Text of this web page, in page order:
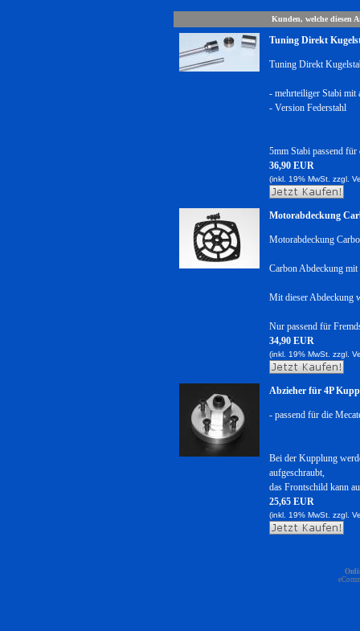
Kunden, welche diesen
Tuning Direkt
Tuning Direkt
- mehrteiliger Stabi mit
- Version Federstahl
5mm Stabi passend für
36,90 EUR
(inkl. 19% MwSt. zzgl.
Motorabdeckung
Motorabdeckung
Carbon Abdeckung
Mit dieser Abdeckung
Nur passend für
34,90 EUR
(inkl. 19% MwSt. zzgl.
Abzieher für 4P
- passend für die
Bei der Kupplung
aufgeschraubt,
das Frontschild kann
25,65 EUR
(inkl. 19% MwSt. zzgl.